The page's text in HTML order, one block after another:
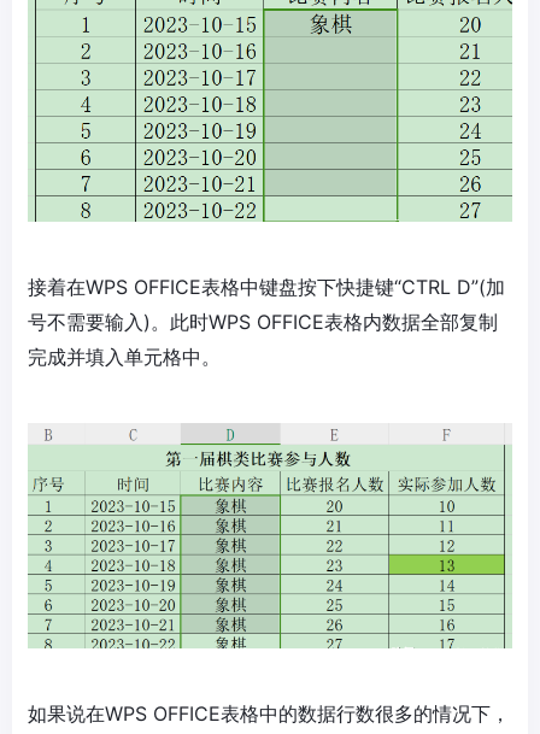
接着在WPS OFFICE表格中键盘按下快捷键“CTRL D”(加
号不需要输入)。此时WPS OFFICE表格内数据全部复制
完成并填入单元格中。
如果说在WPS OFFICE表格中的数据行数很多的情况下，